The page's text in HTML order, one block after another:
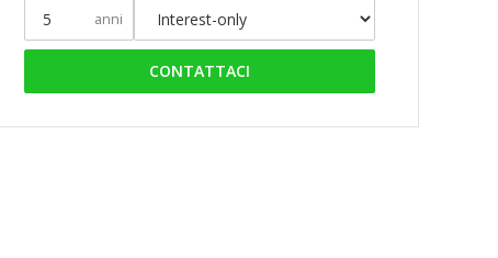
anni
CONTATTACI